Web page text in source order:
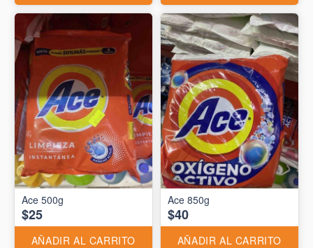
Ace 500g
$25
AÑADIR AL CARRITO
Ace 850g
$40
AÑADIR AL CARRITO